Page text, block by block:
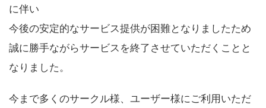
に伴い
今後の安定的なサービス提供が困難となりましたため
誠に勝手ながらサービスを終了させていただくことと
なりました。
今まで多くのサークル様、ユーザー様にご利用いただ